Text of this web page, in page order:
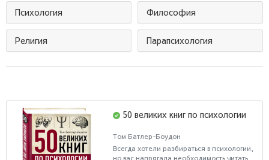
Психология Философия
Религия Парапсихология
50 великих книг по психологии
Том Батлер-Боудон
Всегда хотели разбираться в психологии,
но вас напрягала необходимость читать